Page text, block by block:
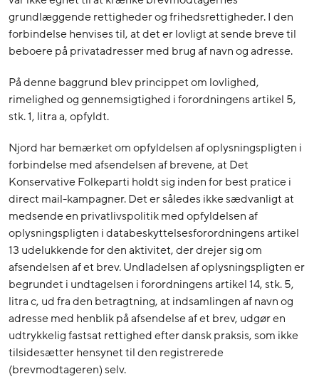
grundlæggende rettigheder og frihedsrettigheder. I den
forbindelse henvises til, at det er lovligt at sende breve til
beboere på privatadresser med brug af navn og adresse.
På denne baggrund blev princippet om lovlighed,
rimelighed og gennemsigtighed i forordningens artikel 5,
stk. 1, litra a, opfyldt.
Njord har bemærket om opfyldelsen af oplysningspligten i
forbindelse med afsendelsen af brevene, at Det
Konservative Folkeparti holdt sig inden for best pratice i
direct mail-kampagner. Det er således ikke sædvanligt at
medsende en privatlivspolitik med opfyldelsen af
oplysningspligten i databeskyttelsesforordningens artikel
13 udelukkende for den aktivitet, der drejer sig om
afsendelsen af et brev. Undladelsen af oplysningspligten er
begrundet i undtagelsen i forordningens artikel 14, stk. 5,
litra c, ud fra den betragtning, at indsamlingen af navn og
adresse med henblik på afsendelse af et brev, udgør en
udtrykkelig fastsat rettighed efter dansk praksis, som ikke
tilsidesætter hensynet til den registrerede
(brevmodtageren) selv.